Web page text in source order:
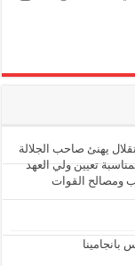
يهنئ صاحب الجلالة
تعيين ولي العهد
ومصالح القوات